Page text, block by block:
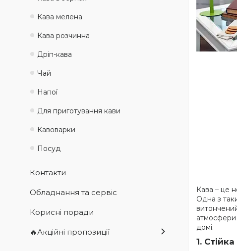
Кава – це
Одна з
домі.
1.
Кава мелена
Кава розчинна
Дріп-кава
Чай
Напої
Для приготування кави
Кавоварки
Посуд
Контакти
Обладнання та сервіс
Корисні поради
🔥Акційні пропозиції